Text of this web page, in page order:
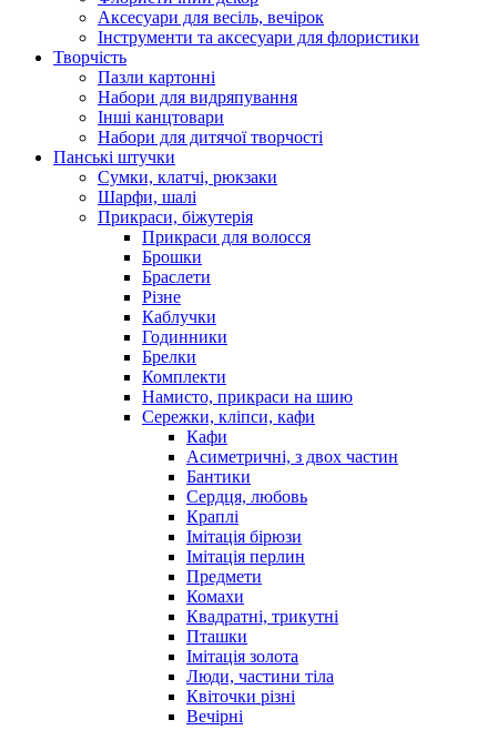
Аксесуари для весіль, вечірок
Інструменти та аксесуари для флористики
Творчість
Пазли картонні
Набори для видряпування
Інші канцтовари
Набори для дитячої творчості
Панські штучки
Сумки, клатчі, рюкзаки
Шарфи, шалі
Прикраси, біжутерія
Прикраси для волосся
Брошки
Браслети
Різне
Каблучки
Годинники
Брелки
Комплекти
Намисто, прикраси на шию
Сережки, кліпси, кафи
Кафи
Асиметричні, з двох частин
Бантики
Сердця, любовь
Краплі
Імітація бірюзи
Імітація перлин
Предмети
Комахи
Квадратні, трикутні
Пташки
Імітація золота
Люди, частини тіла
Квіточки різні
Вечірні